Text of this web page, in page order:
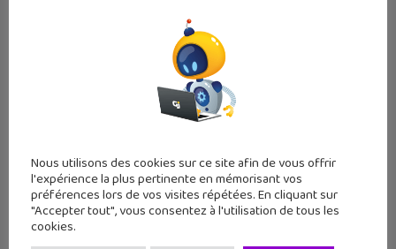
Journaliste web et père de deux grands ados,
j'aime tester de nouvelles applications et
regarder des séries télé tard le soir.
Articles similaires
Nous utilisons des cookies sur ce site afin de vous offrir
l'expérience la plus pertinente en mémorisant vos
préférences lors de vos visites répétées. En cliquant sur
"Accepter tout", vous consentez à l'utilisation de tous les
cookies.